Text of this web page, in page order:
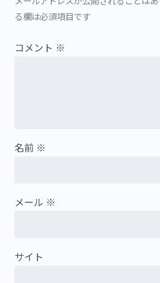
る欄は必須項目です
コメント ※
名前 ※
メール ※
サイト